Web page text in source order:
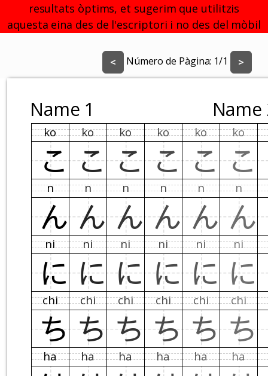
resultats òptims, et sugerim que utilitzis
aquesta eina des de l'escriptori i no des del mòbil
< Número de Pàgina: 1/1 >
Name 1 Name
ko ko ko ko ko ko
こ こ こ こ こ こ
n n n n n n
ん ん ん ん ん ん
ni ni ni ni ni ni
に に に に に に
chi chi chi chi chi chi
ち ち ち ち ち ち
ha ha ha ha ha ha